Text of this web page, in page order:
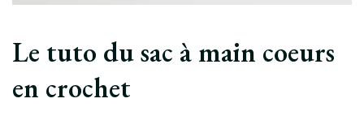
Le tuto du sac à main coeurs
en crochet